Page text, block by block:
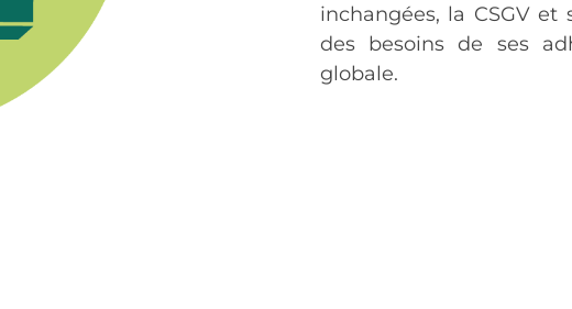
inchangées, la CSGV et
des besoins de ses
globale.